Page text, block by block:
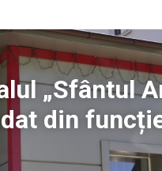
„Sfântul
din